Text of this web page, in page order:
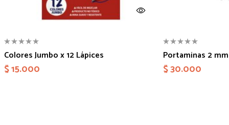
Colores Jumbo x 12 Lápices
$15.000
Portaminas 2 mm
$30.000